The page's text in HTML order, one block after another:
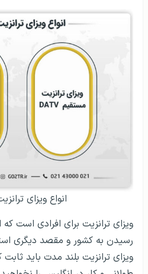
انواع ویزای
ویزای ترانزیت برای افرادی است
رسیدن به کشور و مقصد دیگری
ویزای ترانزیت بلند مدت باید